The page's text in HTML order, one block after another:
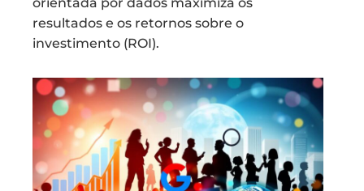
orientada por dados maximiza os
resultados e os retornos sobre o
investimento (ROI).